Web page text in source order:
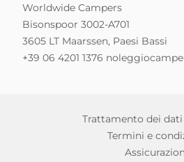
Worldwide Campers
Bisonspoor 3002-A701
3605 LT Maarssen, Paesi Bassi
+39 06 4201 1376
Trattamento dei
Termini e